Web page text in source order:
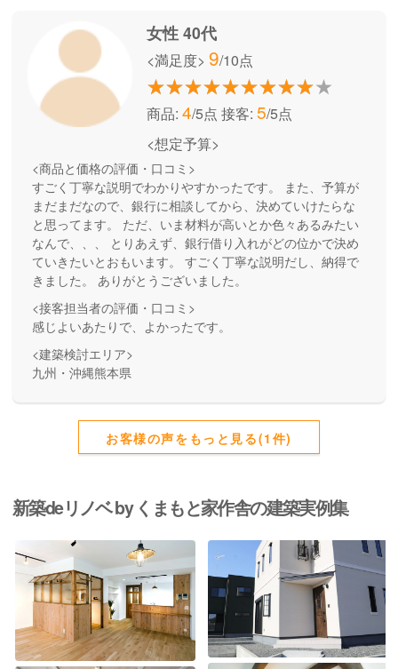
女性 40代
<満足度> 9/10点
商品: 4/5点 接客: 5/5点
<想定予算>
<商品と価格の評価・口コミ>
すごく丁寧な説明でわかりやすかったです。 また、予算が
まだまだなので、銀行に相談してから、決めていけたらな
と思ってます。 ただ、いま材料が高いとか色々あるみたい
なんで、、、 とりあえず、銀行借り入れがどの位かで決め
ていきたいとおもいます。 すごく丁寧な説明だし、納得で
きました。 ありがとうございました。
<接客担当者の評価・口コミ>
感じよいあたりで、よかったです。
<建築検討エリア>
九州・沖縄熊本県
お客様の声をもっと見る(1件)
新築deリノベ by くまもと家作舎の建築実例集